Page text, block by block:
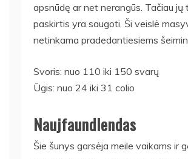
apsnūdę ar net nerangūs. Tačiau jų
paskirtis yra saugoti. Ši veislė
netinkama pradedantiesiems
Svoris: nuo 110 iki 150 svarų
Ūgis: nuo 24 iki 31 colio
Naujfaundlendas
Šie šunys garsėja meile vaikams ir